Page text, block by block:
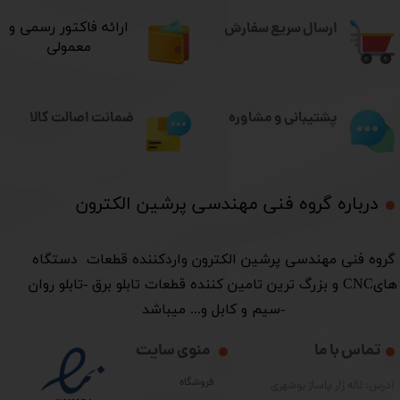
ارسال سریع سفارش
درباره گروه فنی مهندسی پرشین الکترون​​​​​​​
​گروه فنی مهندسی پرشین الکترون واردکننده قطعات دستگاه
هایCNC و بزرگ ترین تامین کننده قطعات تابلو برق -تابلو روان
-سیم و کابل و... میباشد
منوی سایت
فروشگاه
تماس با ما
​ارائه فاکتور رسمی و
معمولی
پشتیبانی و مشاوره ضمانت اصالت کالا